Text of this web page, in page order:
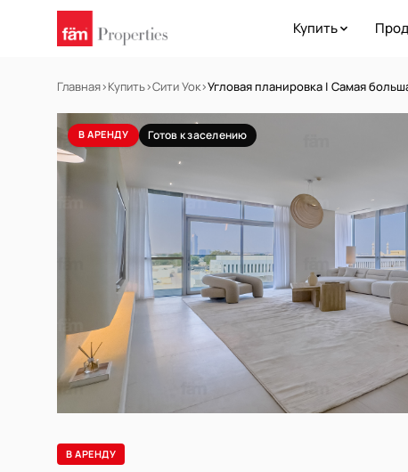
Купить
Главная›Купить›Сити Уок›Угловая планировка | Самая
В АРЕНДУ Готов к заселению
В АРЕНДУ